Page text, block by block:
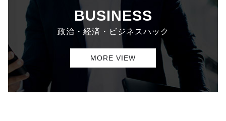
BUSINESS
政治・経済・ビジネスハック
MORE VIEW